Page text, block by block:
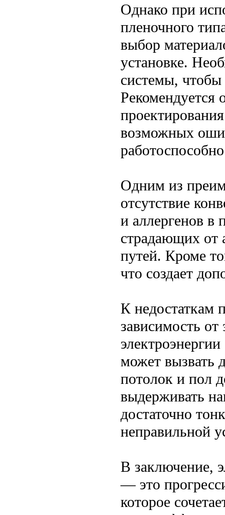
Однако при
пленочного
выбор
установке.
системы, чтобы
Рекомендуется
возможных
Одним из
отсутствие
и аллергенов
страдающих от
путей. Кроме
что создает
К недостаткам
зависимость
может вызвать
потолок и пол
выдерживать
достаточно
неправильной
В заключение,
— это
которое